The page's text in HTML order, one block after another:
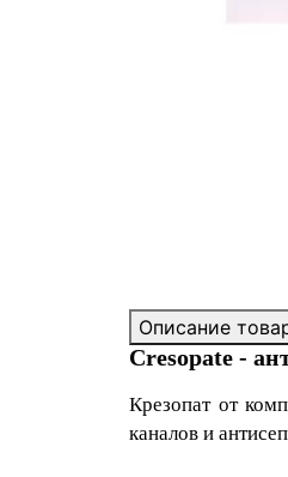
Описание
Cresopate -
Крезопатот
каналов и